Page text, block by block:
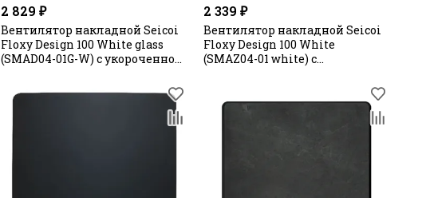
2 829 ₽
Вентилятор накладной Seicoi
Floxy Design 100 White glass
(SMAD04-01G-W) с укороченной
2 339 ₽
Вентилятор накладной Seicoi
Floxy Design 100 White
(SMAZ04-01 white) с